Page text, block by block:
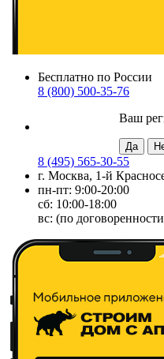
Бесплатно по России
8 (800) 500-35-76
Ваш
8 (495) 565-30-55
г. Москва, 1-й
пн-пт: 9:00-20:00
сб: 10:00-18:00
вс: (по